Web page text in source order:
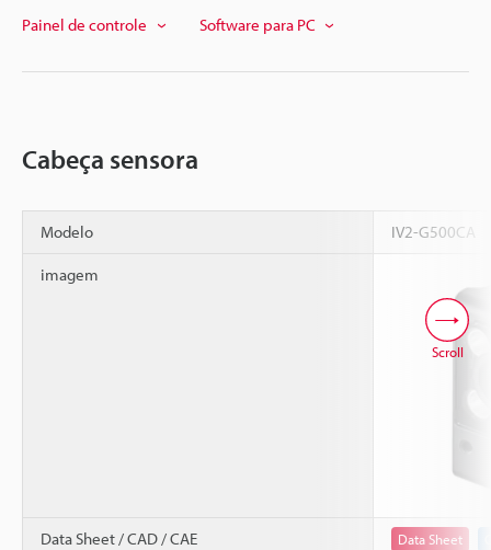
Painel de controle
Software para PC
Cabeça sensora
Modelo IV2-G500CA
imagem
Data Sheet / CAD / CAE Data Sheet
Scroll